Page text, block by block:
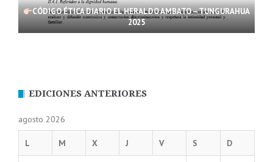
CÓDIGO ÉTICA DIARIO EL HERALDO AMBATO – TUNGURAHUA
2025
EDICIONES ANTERIORES
agosto 2026
L M X J V S D